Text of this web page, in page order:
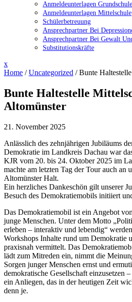
Anmeldeunterlagen Grundschule
Anmeldeunterlagen Mittelschule
Schülerbetreuung
Ansprechpartner Bei
Ansprechpartner Bei Gewalt
Substitutionskräfte
xClose
Menu
Home /Uncategorized /Bunte
Bunte Haltestelle
Altomünster
21. November 2025
Anlässlich des zehnjährigen Jubiläums
Demokratie im Landkreis Dachau war
KJR vom 20. bis 24. Oktober 2025 im
machte am letzten Tag der Tour auch an
Altomünster Halt.
Ein herzliches Dankeschön gilt unserer
Besuch des Demokratiemobils initiiert
Das Demokratiemobil ist ein Angebot
junge Menschen. Unter dem Motto
erleben – interaktiv und lebendig“
Workshops Inhalte rund um Demokratie
praxisnah vermittelt. Das
lädt zum Mitreden ein, nimmt die
Sorgen junger Menschen ernst und
demokratische Gesellschaft einzusetzen –
ein Anliegen, das in der heutigen Zeit
denn je.